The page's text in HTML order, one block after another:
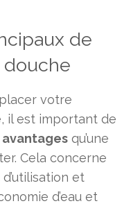
de
douche
votre
il est important de
qu’une
Cela concerne
et
d’eau et